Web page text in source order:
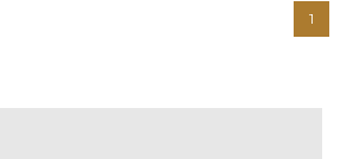
1